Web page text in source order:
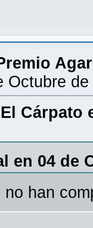
Octubre
Cárpato
en 04 de
no han